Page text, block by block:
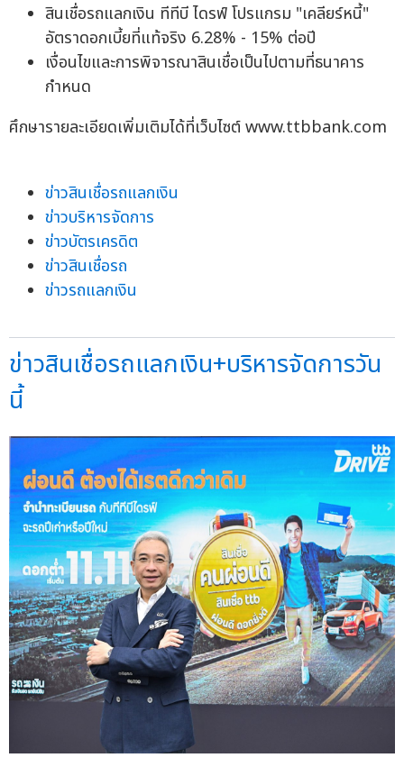
สินเชื่อรถแลกเงิน ทีทีบี ไดรฟ์ โปรแกรม "เคลียร์หนี้"
อัตราดอกเบี้ยที่แท้จริง 6.28% - 15% ต่อปี
เงื่อนไขและการพิจารณาสินเชื่อเป็นไปตามที่ธนาคาร
กำหนด
ศึกษารายละเอียดเพิ่มเติมได้ที่เว็บไซต์ www.ttbbank.com
ข่าวสินเชื่อรถแลกเงิน
ข่าวบริหารจัดการ
ข่าวบัตรเครดิต
ข่าวสินเชื่อรถ
ข่าวรถแลกเงิน
ข่าวสินเชื่อรถแลกเงิน+บริหารจัดการวัน
นี้